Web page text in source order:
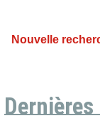
Nouvelle